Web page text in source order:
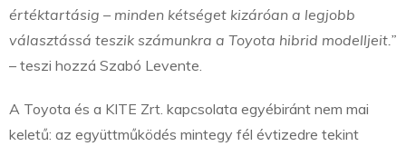
értéktartásig – minden kétséget kizáróan a legjobb
választássá teszik számunkra a Toyota hibrid modelljeit.”
– teszi hozzá Szabó Levente.
A Toyota és a KITE Zrt. kapcsolata egyébiránt nem mai
keletű: az együttműködés mintegy fél évtizedre tekint